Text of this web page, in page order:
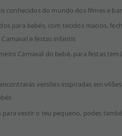
conhecidos do mundo dos filmes e
para bebés, com tecidos macios,
e festas infantis
Carnaval do bebé, para festas
versões inspiradas em
para vestir o teu pequeno, podes